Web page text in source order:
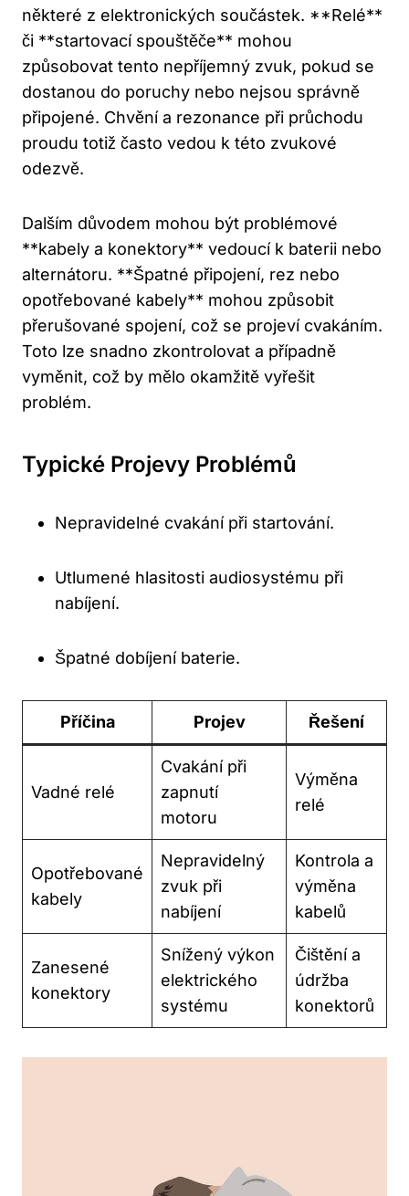
některé z elektronických součástek. **Relé**
či **startovací​ spouštěče** mohou
způsobovat tento ⁢nepříjemný zvuk,⁤ pokud se
dostanou do poruchy nebo ⁣nejsou správně
připojené. Chvění a rezonance‍ při průchodu
proudu totiž ​často vedou k této zvukové
odezvě.
Dalším důvodem ⁢mohou být problémové
**kabely a konektory** vedoucí k baterii ⁤nebo
alternátoru. **Špatné připojení, rez ‍nebo
opotřebované kabely** mohou způsobit
⁤přerušované spojení, což se projeví cvakáním.
Toto lze snadno zkontrolovat⁤ a⁤ případně
⁢vyměnit, což by mělo okamžitě vyřešit
problém.
Typické Projevy Problémů
Nepravidelné cvakání při ‌startování.
Utlumené hlasitosti audiosystému při⁢
nabíjení.
Špatné dobíjení‌ baterie.
Příčina Projev Řešení
Vadné relé
Cvakání při
zapnutí
motoru
Výměna⁢
relé
Opotřebované
kabely
Nepravidelný
zvuk​ při
nabíjení
Kontrola a
výměna
kabelů
Zanesené
konektory
Snížený výkon
elektrického
‌systému
Čištění ​a
údržba
konektorů